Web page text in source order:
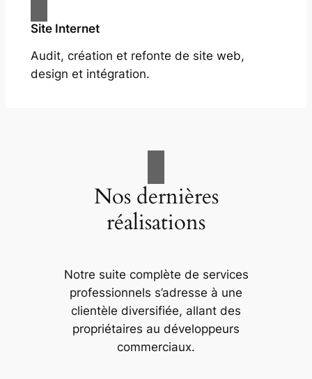
Site Internet
Audit, création et refonte de site web,
design et intégration.
Nos dernières
réalisations
Notre suite complète de services
professionnels s’adresse à une
clientèle diversifiée, allant des
propriétaires au développeurs
commerciaux.